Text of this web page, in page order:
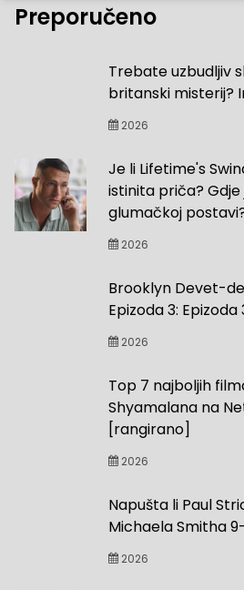
Preporučeno
Trebate uzbudljiv
britanski misterij?
2026
Je li Lifetime's
istinita priča? Gdje
glumačkoj
2026
Brooklyn Devet-
Epizoda 3:
2026
Top 7 najboljih
Shyamalana na
[rangirano]
2026
Napušta li Paul
Michaela Smitha
2026